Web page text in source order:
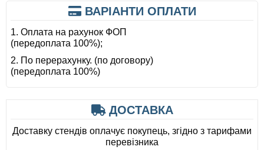
ВАРІАНТИ ОПЛАТИ
1. Оплата на рахунок ФОП
(передоплата 100%);
2. По перерахунку. (по договору)
(передоплата 100%)
ДОСТАВКА
Доставку стендів оплачує покупець, згідно з тарифами
перевізника